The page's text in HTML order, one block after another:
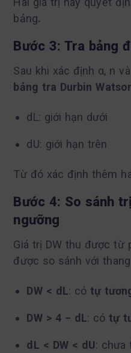
bảng.
Bước 3: Tra bảng
Sau khi xác định α, n
bảng tra Durbin
dL: giới hạn dưới
dU: giới hạn trên
Từ đó xác định thêm
Bước 4: So sánh
ngưỡng
Giá trị DW thu được từ
được so sánh với
DW < dL: có tự
DW > 4 − dL: có tự
dL < DW < dU: chưa